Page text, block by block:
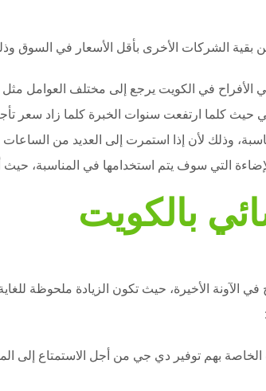
بقية الشركات الأخرى بأقل الأسعار في السوق
في الكويت يرجع إلى مختلف العوامل مثل
حيث كلما ارتفعت سنوات الخبرة كلما زاد سعر
وذلك لأن إذا استمرت إلى العديد من
التي سوف يتم استخدامها في المناسبة، حيث
بالكويت
الأخيرة، حيث تكون الزيادة ملحوظة
بهم توفير دي جي من أجل الاستمتاع إلى